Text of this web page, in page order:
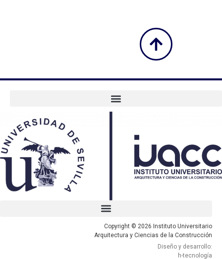
Copyright © 2026 Instituto Universitario
Arquitectura y Ciencias de la Construcción
Diseño y desarrollo:
h-tecnología